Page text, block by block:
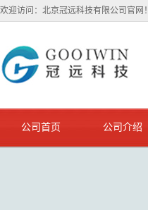
欢迎访问：北京冠远科技有限公司官网！
公司首页 公司介绍